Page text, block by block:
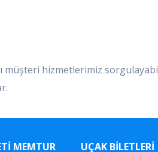
müşteri hizmetlerimiz
MEMTUR UÇAK BILETLERI